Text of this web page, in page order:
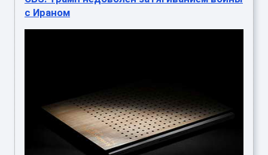
с Ираном